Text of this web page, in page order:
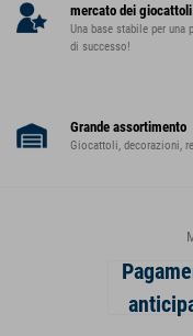
mercato dei giocattoli
Una base stabile per una
di successo!
Grande assortimento
Giocattoli, decorazioni,